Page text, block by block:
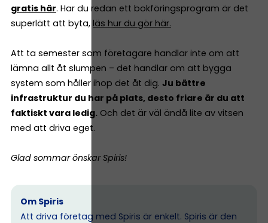
gratis här. Har du redan ett bokföringsprogram är det
superlätt att byta, läs hur du gör här.
Att ta semester som företagare handlar inte om att
lämna allt åt slumpen – det handlar om att bygga
system som håller ihop det åt dig. Ju bättre
infrastruktur du har på plats, desto friare är du att
faktiskt vara ledig. Och det är väl ändå lite av vitsen
med att driva eget.
Glad sommar önskar Spiris!
Om Spiris
Att driva företag med Spiris är enkelt. Spiris är den